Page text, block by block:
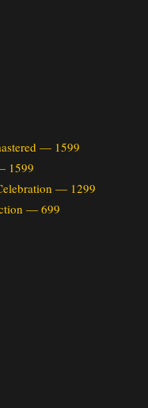
— 1599
1599
— 1299
— 699